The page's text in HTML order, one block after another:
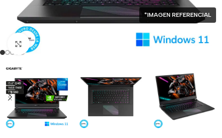
Click para agrandar
*IMAGEN REFERENCIAL